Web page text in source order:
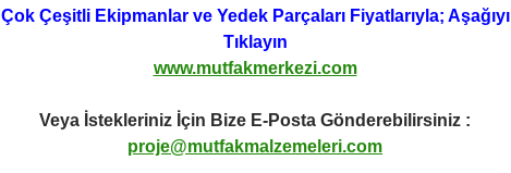
Çok Çeşitli Ekipmanlar ve Yedek Parçaları Fiyatlarıyla; Aşağıyı
Tıklayın
www.mutfakmerkezi.com
Veya İstekleriniz İçin Bize E-Posta Gönderebilirsiniz :
proje@mutfakmalzemeleri.com